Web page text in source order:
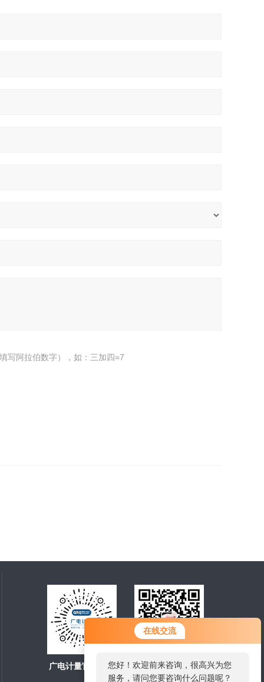
在线交流
您好！欢迎前来咨询，很高兴为您
服务，请问您要咨询什么问题呢？
写阿拉伯数字），如：三加四=7
扫一扫，关注微信
广电计量官方商城